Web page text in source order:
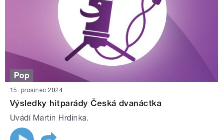
Pop
15. prosinec 2024
Výsledky hitparády Česká dvanáctka
Uvádí Martin Hrdinka.